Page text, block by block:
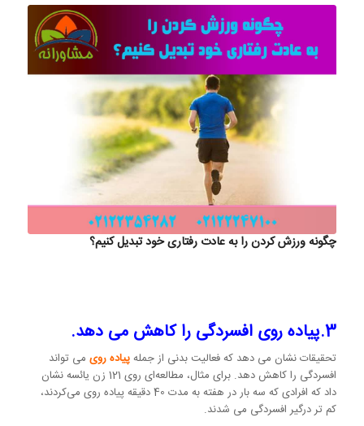
چگونه ورزش کردن را به عادت رفتاری خود تبدیل کنیم؟
3.پیاده روی افسردگی را کاهش می دهد.
تحقیقات نشان می دهد که فعالیت بدنی از جملهپیاده روی می تواند
افسردگی را کاهش دهد. برای مثال، مطالعه‌ای روی 121 زن یائسه نشان
داد که افرادی که سه بار در هفته به مدت 40 دقیقه پیاده روی می‌کردند،
کم تر درگیر افسردگی می شدند.